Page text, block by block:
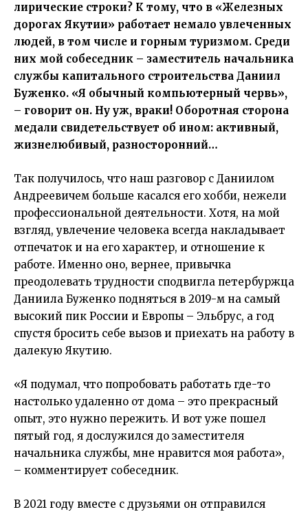
лирические строки? К тому, что в «Железных
дорогах Якутии» работает немало увлеченных
людей, в том числе и горным туризмом. Среди
них мой собеседник – заместитель начальника
службы капитального строительства Даниил
Буженко. «Я обычный компьютерный червь»,
– говорит он. Ну уж, враки! Оборотная сторона
медали свидетельствует об ином: активный,
жизнелюбивый, разносторонний…
Так получилось, что наш разговор с Даниилом
Андреевичем больше касался его хобби, нежели
профессиональной деятельности. Хотя, на мой
взгляд, увлечение человека всегда накладывает
отпечаток и на его характер, и отношение к
работе. Именно оно, вернее, привычка
преодолевать трудности сподвигла петербуржца
Даниила Буженко подняться в 2019-м на самый
высокий пик России и Европы – Эльбрус, а год
спустя бросить себе вызов и приехать на работу в
далекую Якутию.
«Я подумал, что попробовать работать где-то
настолько удаленно от дома – это прекрасный
опыт, это нужно пережить. И вот уже пошел
пятый год, я дослужился до заместителя
начальника службы, мне нравится моя работа»,
– комментирует собеседник.
В 2021 году вместе с друзьями он отправился